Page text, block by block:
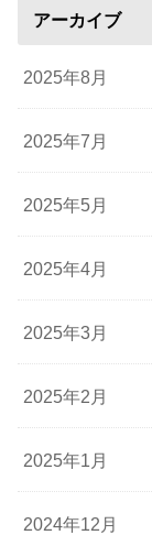
アーカイブ
2025年8月
2025年7月
2025年5月
2025年4月
2025年3月
2025年2月
2025年1月
2024年12月